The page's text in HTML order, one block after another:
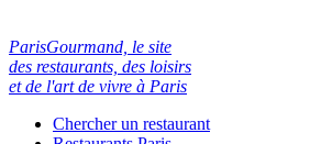
ParisGourmand, le site
des restaurants, des loisirs
et de l'art de vivre à Paris
Chercher un restaurant